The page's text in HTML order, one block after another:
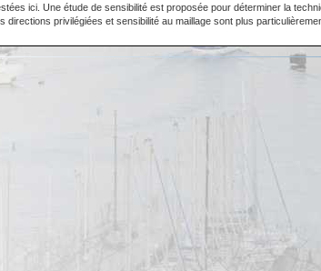
ici. Une étude de sensibilité est proposée pour déterminer la
directions privilégiées et sensibilité au maillage sont plus